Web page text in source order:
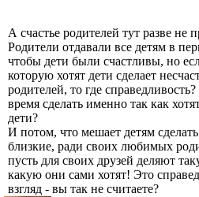
А счастье родителей тут разве не
Родители отдавали все детям в
чтобы дети были счастливы, но
которую хотят дети сделает
родителей, то где
время сделать именно так как
дети?
И потом, что мешает детям
близкие, ради своих любимых
пусть для своих друзей деляют
какую они сами хотят! Это
взгляд - вы так не считаете?